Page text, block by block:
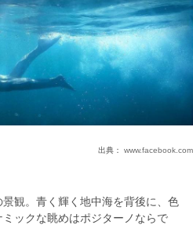
出典： www.facebook.com
観。青く輝く地中海を背後に、色
ックな眺めはポジターノならで